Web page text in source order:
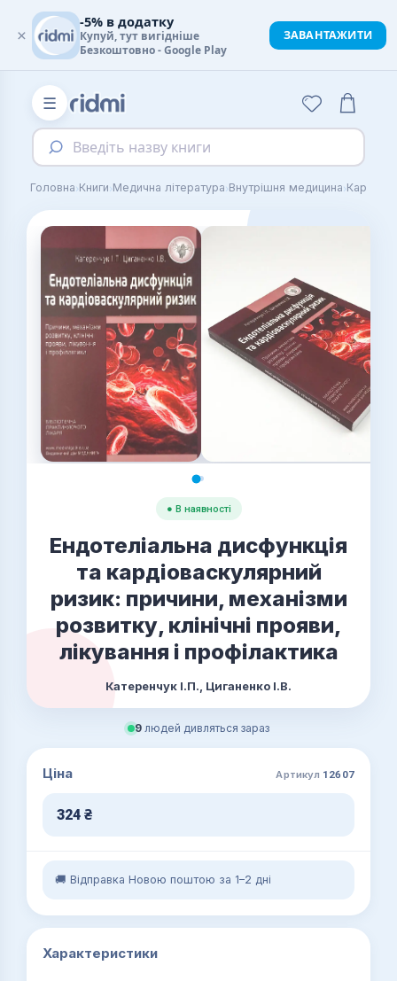
☰
Введіть назву книги
Головна›Книги›Медична література›Внутрішня медицина›
● В наявності
Ендотеліальна дисфункція
та кардіоваскулярний
ризик: причини, механізми
розвитку, клінічні прояви,
лікування і профілактика
Катеренчук І.П., Циганенко І.В.
9 людей дивляться зараз
Ціна Артикул 12607
324 ₴
🚚 Відправка Новою поштою за 1–2 дні
Характеристики
×
-5% в додатку
Купуй, тут вигідніше
Безкоштовно - Google Play
ЗАВАНТАЖИТИ